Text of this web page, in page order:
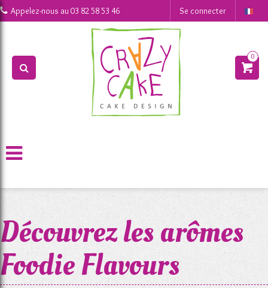
0 Appelez-nous au03 82 58 53 46 Se connecter
0
Découvrez les arômes
Foodie Flavours